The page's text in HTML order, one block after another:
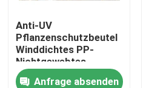
Kontakt mit uns
Neuigkeiten
Anti-UV
Pflanzenschutzbeutel
Winddichtes PP-
Nichtgewebtes
Gewebe für Banane
Anfrage absenden